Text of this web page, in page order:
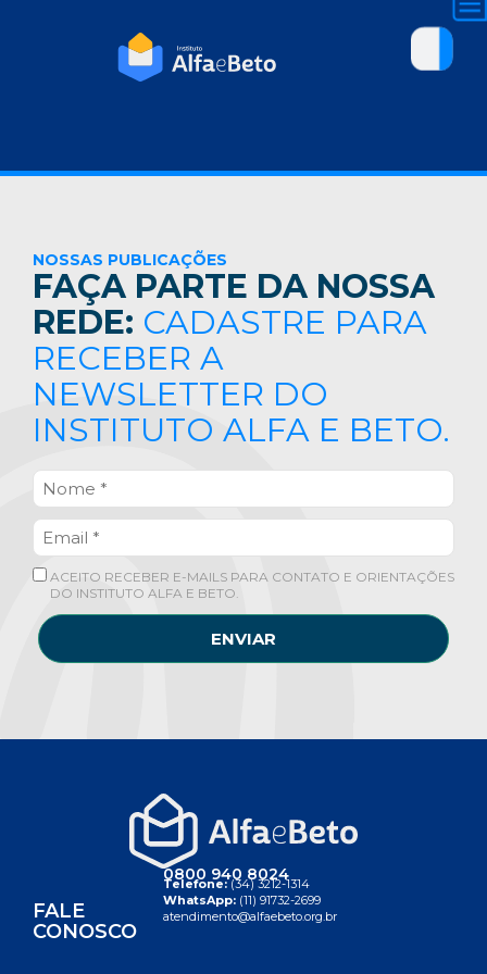
NOSSAS PUBLICAÇÕES
FAÇA PARTE DA NOSSA
REDE: CADASTRE PARA
RECEBER A
NEWSLETTER DO
INSTITUTO ALFA E BETO.
ACEITO RECEBER E-MAILS PARA CONTATO E ORIENTAÇÕES
DO INSTITUTO ALFA E BETO.
ENVIAR
FALE
CONOSCO
0800 940 8024
Telefone:(34) 3212-1314
WhatsApp: (11) 91732-2699
atendimento@alfaebeto.org.br